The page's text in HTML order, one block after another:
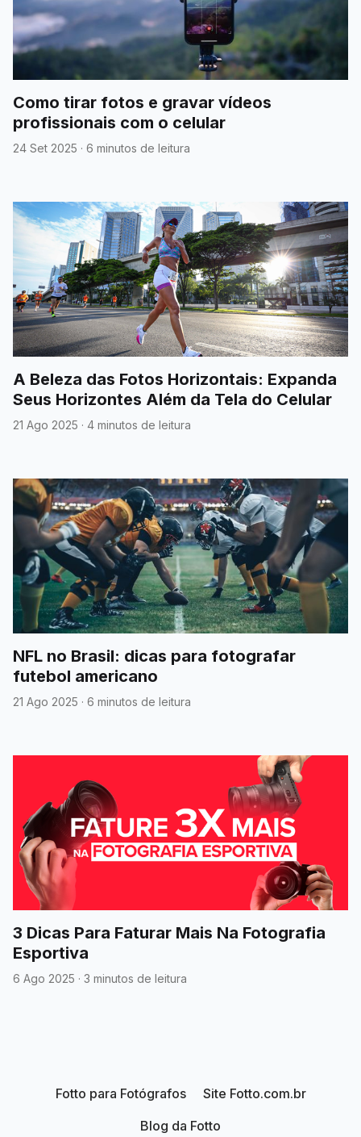
Como tirar fotos e gravar vídeos
profissionais com o celular
24 Set 2025 · 6 minutos de leitura
A Beleza das Fotos Horizontais: Expanda
Seus Horizontes Além da Tela do Celular
21 Ago 2025 · 4 minutos de leitura
NFL no Brasil: dicas para fotografar
futebol americano
21 Ago 2025 · 6 minutos de leitura
3 Dicas Para Faturar Mais Na Fotografia
Esportiva
6 Ago 2025 · 3 minutos de leitura
Fotto para Fotógrafos
Site Fotto.com.br
Blog da Fotto